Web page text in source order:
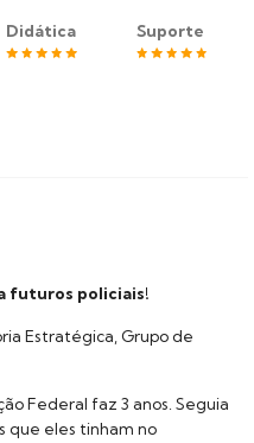
Didática Suporte
futuros policiais!
Estratégica, Grupo de
Federal faz 3 anos. Seguia
que eles tinham no